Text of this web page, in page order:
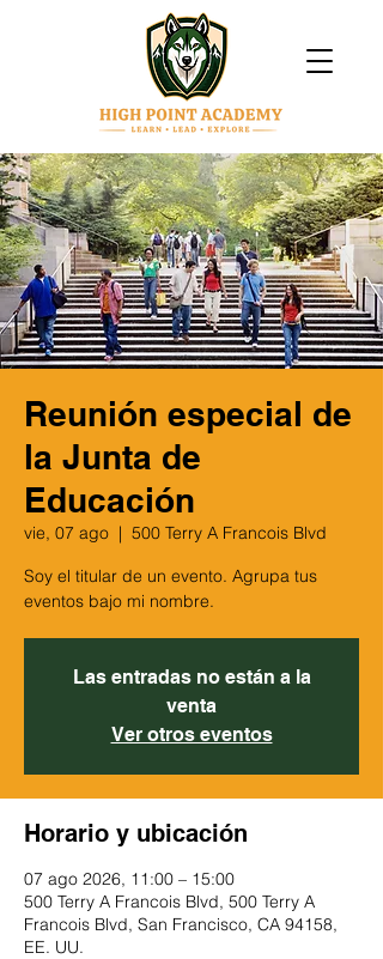
Reunión especial de
la Junta de
Educación
vie, 07 ago
  |
500 Terry A Francois Blvd
Soy el titular de un evento. Agrupa tus
eventos bajo mi nombre.
Las entradas no están a la
venta
Ver otros eventos
Horario y ubicación
07 ago 2026, 11:00 – 15:00
500 Terry A Francois Blvd, 500 Terry A
Francois Blvd, San Francisco, CA 94158,
EE. UU.